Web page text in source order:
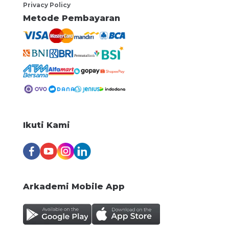
Privacy Policy
Metode Pembayaran
Ikuti Kami
Arkademi Mobile App